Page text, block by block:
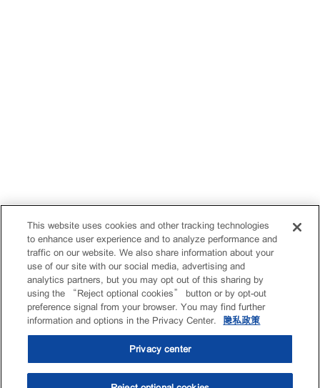
This website uses cookies and other tracking technologies
to enhance user experience and to analyze performance and
traffic on our website. We also share information about your
use of our site with our social media, advertising and
analytics partners, but you may opt out of this sharing by
using the “Reject optional cookies” button or by opt-out
preference signal from your browser. You may find further
information and options in the Privacy Center.
隐私政策
Privacy center